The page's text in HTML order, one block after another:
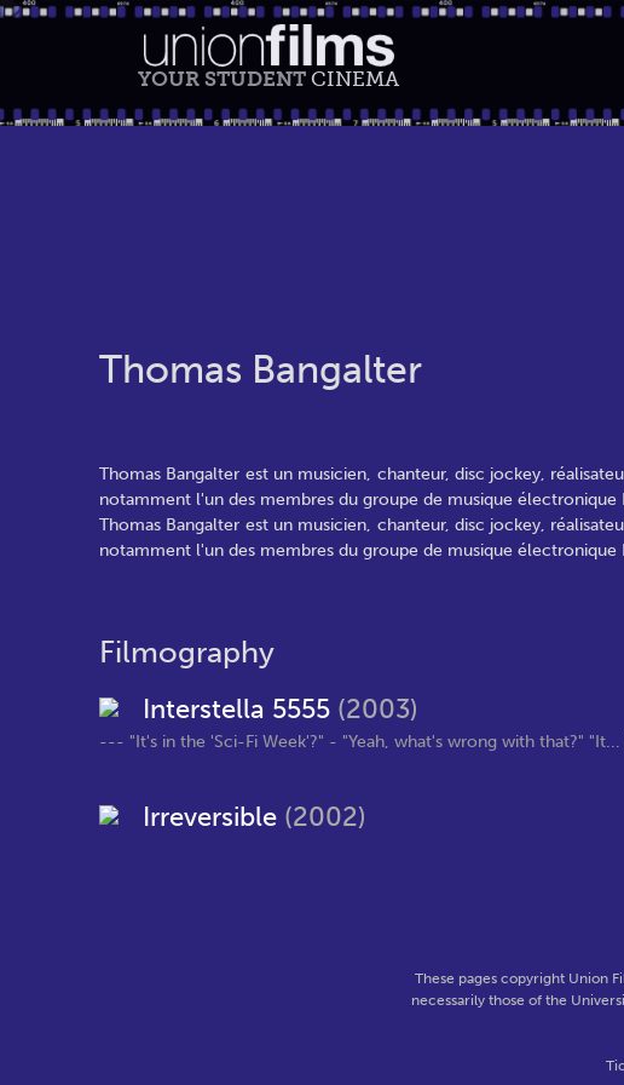
YOUR STUDENT CINEMA
Thomas Bangalter
Thomas Bangalter est un musicien, chanteur, disc jockey,
notamment l'un des membres du groupe de musique électronique
Thomas Bangalter est un musicien, chanteur, disc jockey,
notamment l'un des membres du groupe de musique électronique
Filmography
Interstella 5555 (2003)
--- "It's in the 'Sci-Fi Week'?" - "Yeah, what's wrong with that?"
Irreversible (2002)
These pages copyright Union
necessarily those of the